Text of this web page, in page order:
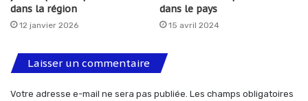
dans la région
12 janvier 2026
dans le pays
15 avril 2024
Laisser un commentaire
Votre adresse e-mail ne sera pas publiée. Les champs obligatoires